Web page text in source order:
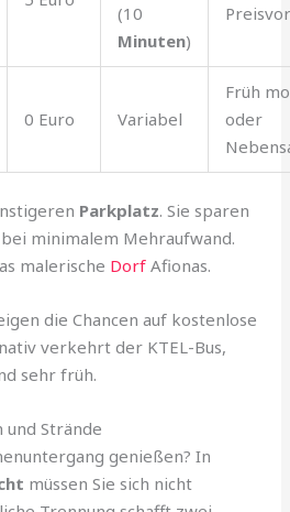
(10
Minuten)
0 Euro Variabel
Früh
oder
Parkplatz. Sie sparen
minimalem Mehraufwand.
malerische Dorf Afionas.
die Chancen auf kostenlose
verkehrt der KTEL-Bus,
sehr früh.
Strände
genießen? In
müssen Sie sich nicht